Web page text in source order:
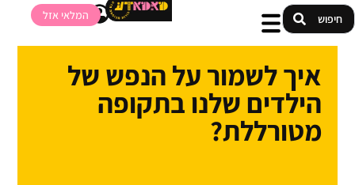
המלאי אזל
איך לשמור על הנפש של
הילדים שלנו בתקופה
מטורללת?